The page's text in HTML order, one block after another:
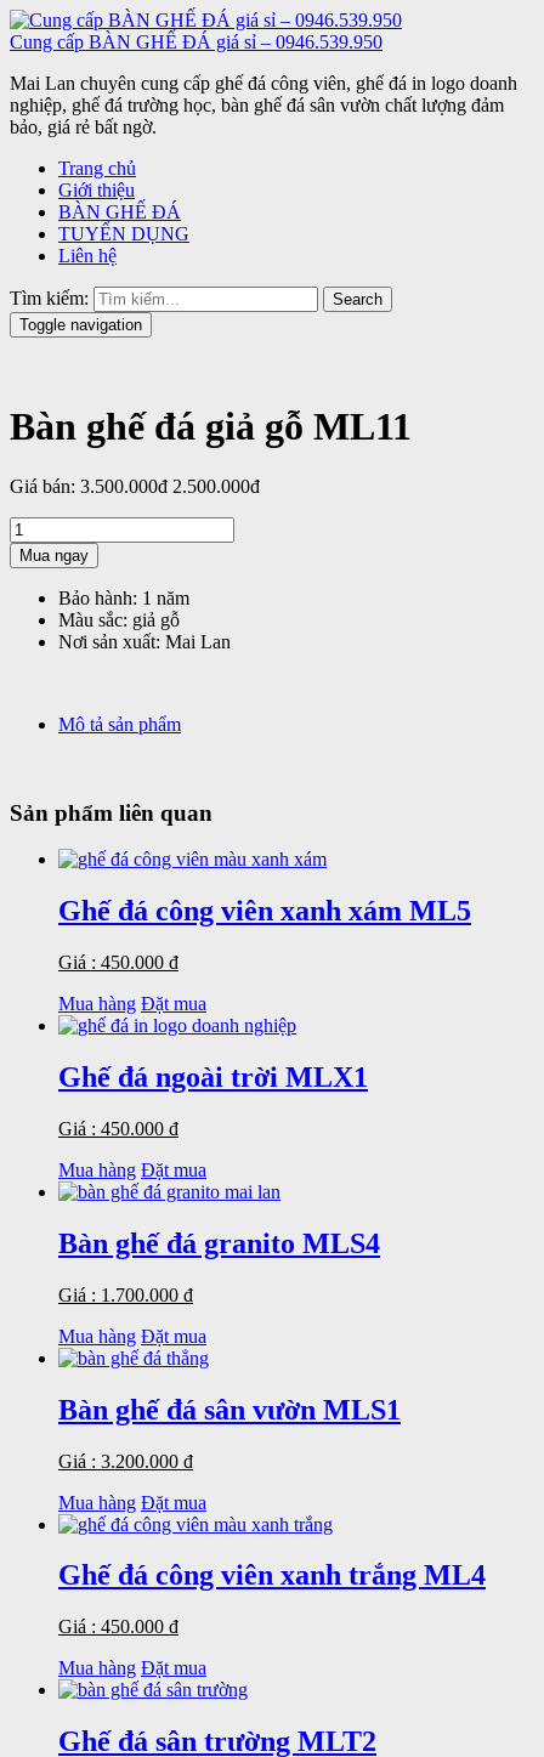
Cung cấp BÀN GHẾ ĐÁ giá sỉ – 0946.539.950
Mai Lan chuyên cung cấp ghế đá công viên, ghế đá in logo doanh
nghiệp, ghế đá trường học, bàn ghế đá sân vườn chất lượng đảm
bảo, giá rẻ bất ngờ.
Trang chủ
Giới thiệu
BÀN GHẾ ĐÁ
TUYỂN DỤNG
Liên hệ
Tìm kiếm:
Search
Toggle navigation
Bàn ghế đá giả gỗ ML11
Giá bán: 3.500.000đ 2.500.000đ
Mua ngay
Bảo hành: 1 năm
Màu sắc: giả gỗ
Nơi sản xuất: Mai Lan
Mô tả sản phẩm
Sản phẩm liên quan
Ghế đá công viên xanh xám ML5
Giá : 450.000 đ
Mua hàng Đặt mua
Ghế đá ngoài trời MLX1
Giá : 450.000 đ
Mua hàng Đặt mua
Bàn ghế đá granito MLS4
Giá : 1.700.000 đ
Mua hàng Đặt mua
Bàn ghế đá sân vườn MLS1
Giá : 3.200.000 đ
Mua hàng Đặt mua
Ghế đá công viên xanh trắng ML4
Giá : 450.000 đ
Mua hàng Đặt mua
Ghế đá sân trường MLT2